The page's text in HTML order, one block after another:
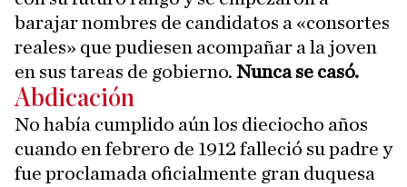
barajar nombres de candidatos a «consortes
reales» que pudiesen acompañar a la joven
en sus tareas de gobierno. Nunca se casó.
Abdicación
No había cumplido aún los dieciocho años
cuando en febrero de 1912 falleció su padre y
fue proclamada oficialmente gran duquesa